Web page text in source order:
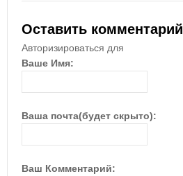
Оставить комментарий
Авторизироваться для
Ваше Имя:
Ваша почта(будет скрыто):
Ваш Комментарий: